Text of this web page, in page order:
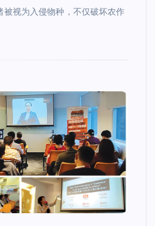
被视为入侵物种，不仅破坏农作